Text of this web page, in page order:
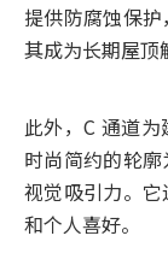
提供防腐蚀保
其成为长期屋顶
此外，C 通道
时尚简约的轮
视觉吸引力。
和个人喜好。